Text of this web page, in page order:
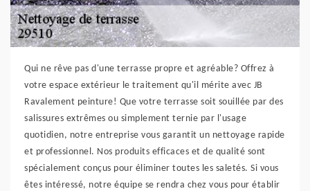
Qui ne rêve pas d'une terrasse propre et agréable? Offrez à
votre espace extérieur le traitement qu'il mérite avec JB
Ravalement peinture! Que votre terrasse soit souillée par des
salissures extrêmes ou simplement ternie par l'usage
quotidien, notre entreprise vous garantit un nettoyage rapide
et professionnel. Nos produits efficaces et de qualité sont
spécialement conçus pour éliminer toutes les saletés. Si vous
êtes intéressé, notre équipe se rendra chez vous pour établir